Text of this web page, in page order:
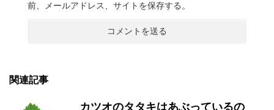
前、メールアドレス、サイトを保存する。
関連記事
カツオのタタキはあぶっているの